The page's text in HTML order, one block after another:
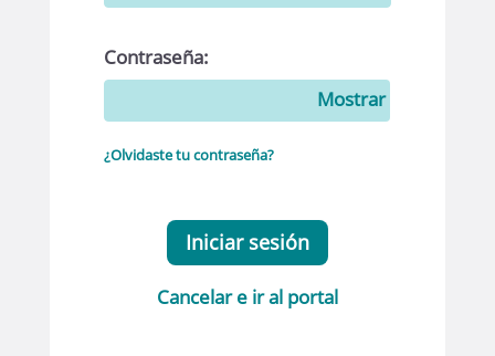
Contraseña:
Mostrar
¿Olvidaste tu contraseña?
Iniciar sesión
Cancelar e ir al portal